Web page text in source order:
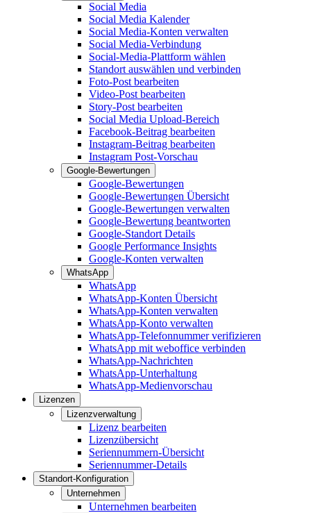
Social Media
Social Media Kalender
Social Media-Konten verwalten
Social Media-Verbindung
Social-Media-Plattform wählen
Standort auswählen und verbinden
Foto-Post bearbeiten
Video-Post bearbeiten
Story-Post bearbeiten
Social Media Upload-Bereich
Facebook-Beitrag bearbeiten
Instagram-Beitrag bearbeiten
Instagram Post-Vorschau
Google-Bewertungen
Google-Bewertungen
Google-Bewertungen Übersicht
Google-Bewertungen verwalten
Google-Bewertung beantworten
Google-Standort Details
Google Performance Insights
Google-Konten verwalten
WhatsApp
WhatsApp
WhatsApp-Konten Übersicht
WhatsApp-Konten verwalten
WhatsApp-Konto verwalten
WhatsApp-Telefonnummer verifizieren
WhatsApp mit weboffice verbinden
WhatsApp-Nachrichten
WhatsApp-Unterhaltung
WhatsApp-Medienvorschau
Lizenzen
Lizenzverwaltung
Lizenz bearbeiten
Lizenzübersicht
Seriennummern-Übersicht
Seriennummer-Details
Standort-Konfiguration
Unternehmen
Unternehmen bearbeiten